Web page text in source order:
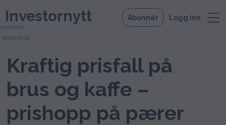
Investornytt Abonnér Logg inn
ANNONSE
Kraftig prisfall på
brus og kaffe –
prishopp på pærer